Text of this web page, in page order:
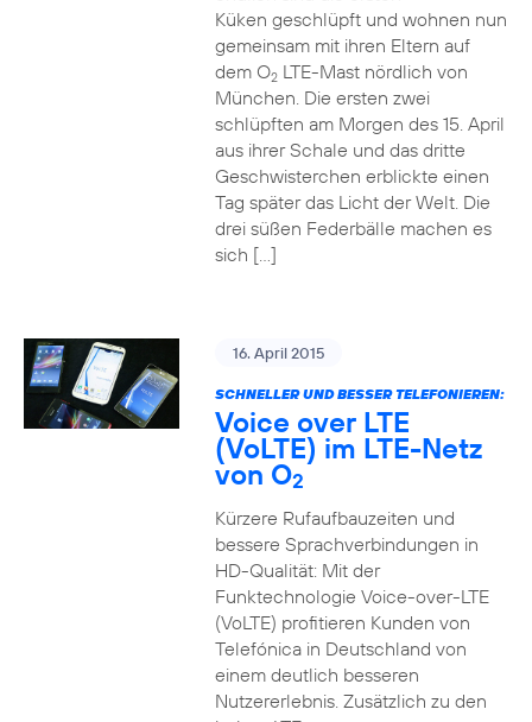
Küken geschlüpft und wohnen nun
gemeinsam mit ihren Eltern auf
dem O2LTE-Mast nördlich von
München. Die ersten zwei
schlüpften am Morgen des 15. April
aus ihrer Schale und das dritte
Geschwisterchen erblickte einen
Tag später das Licht der Welt. Die
drei süßen Federbälle machen es
sich […]
16. April 2015
SCHNELLER UND BESSER TELEFONIEREN:
Voice over LTE
(VoLTE) im LTE-Netz
von O2
Kürzere Rufaufbauzeiten und
bessere Sprachverbindungen in
HD-Qualität: Mit der
Funktechnologie Voice-over-LTE
(VoLTE) profitieren Kunden von
Telefónica in Deutschland von
einem deutlich besseren
Nutzererlebnis. Zusätzlich zu den